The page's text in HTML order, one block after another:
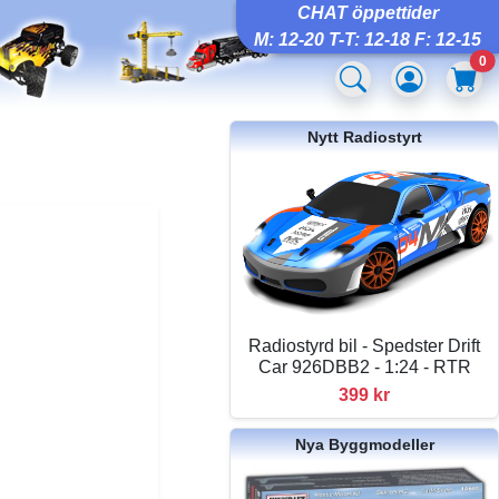
CHAT öppettider
M: 12-20 T-T: 12-18 F: 12-15
0
Nytt Radiostyrt
Radiostyrd bil - Spedster Drift
Car 926DBB2 - 1:24 - RTR
399 kr
Nya Byggmodeller